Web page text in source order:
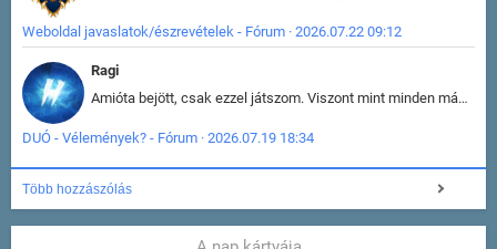
Weboldal javaslatok/észrevételek - Fórum · 2026.07.22 09:12
Ragi
Amióta bejött, csak ezzel játszom. Viszont mint minden más - akár az alapjáték is, ez is baromira összetett lett. Néha már pár kör után is esélytelen az egész. Vagy irreállisan túltápol valaki, vagy lelép a partner, vagy csak hülye mint a segg. És amikor eljönne az én időm, na akkor jön el mindenki másé is. Engem jobban érdekelne, hogy ki milyen ratingen szokott játszani. Na ez lenne egy érdekes adat.
DUÓ - Vélemények? - Fórum · 2026.07.19 18:34
Több hozzászólás